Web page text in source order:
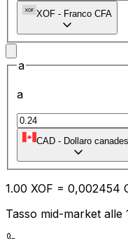
XOF - Franco CFA
a
a
CAD - Dollaro
1.00 XOF = 0,002454
Tasso mid-market alle